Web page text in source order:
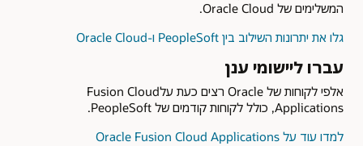
המשלימים של Oracle Cloud.
גלו את יתרונות השילוב בין PeopleSoft ו-Oracle Cloud
עברו ליישומי ענן
אלפי לקוחות של Oracle רצים כעת עלFusion Cloud
Applications, כולל לקוחות קודמים של PeopleSoft.
למדו עוד על Oracle Fusion Cloud Applications